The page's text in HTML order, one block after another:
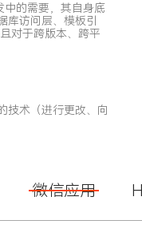
中的需要，其自身底
库访问层、模板引
对于跨版本、跨平
技术（进行更改、向
微信应用